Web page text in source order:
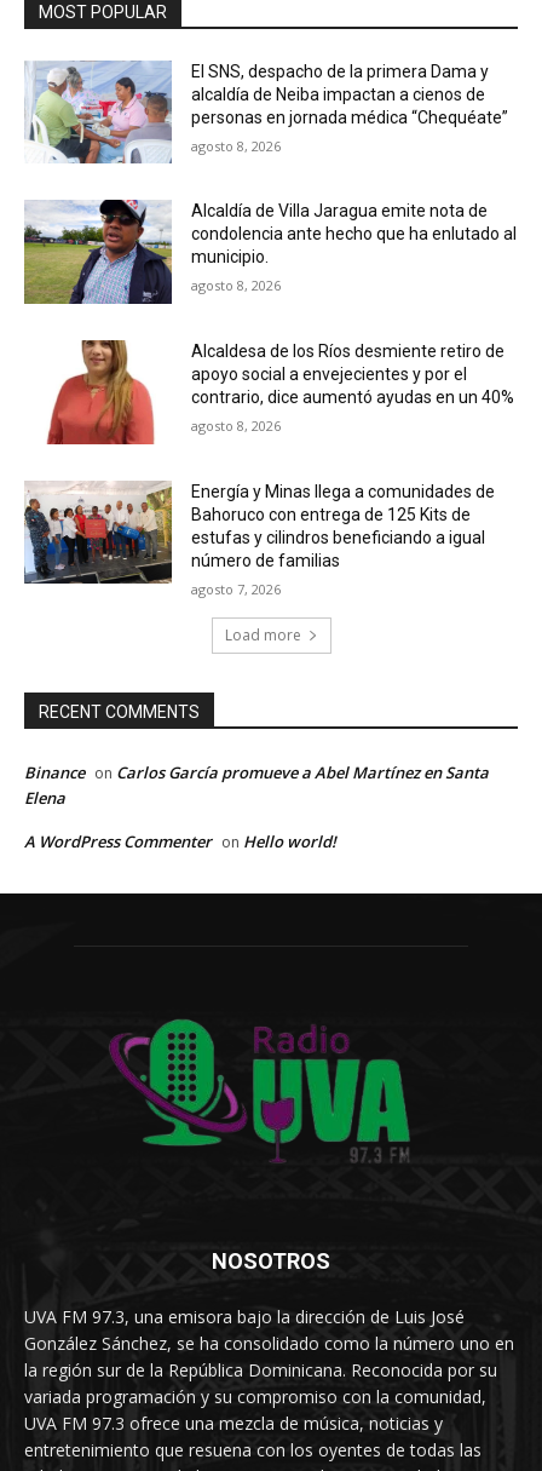
MOST POPULAR
El SNS, despacho de la primera Dama y
alcaldía de Neiba impactan a cienos de
personas en jornada médica “Chequéate”
agosto 8, 2026
Alcaldía de Villa Jaragua emite nota de
condolencia ante hecho que ha enlutado al
municipio.
agosto 8, 2026
Alcaldesa de los Ríos desmiente retiro de
apoyo social a envejecientes y por el
contrario, dice aumentó ayudas en un 40%
agosto 8, 2026
Energía y Minas llega a comunidades de
Bahoruco con entrega de 125 Kits de
estufas y cilindros beneficiando a igual
número de familias
agosto 7, 2026
Load more
RECENT COMMENTS
Binance on Carlos García promueve a Abel Martínez en Santa
Elena
A WordPress Commenter on Hello world!
NOSOTROS
UVA FM 97.3, una emisora bajo la dirección de Luis José
González Sánchez, se ha consolidado como la número uno en
la región sur de la República Dominicana. Reconocida por su
variada programación y su compromiso con la comunidad,
UVA FM 97.3 ofrece una mezcla de música, noticias y
entretenimiento que resuena con los oyentes de todas las